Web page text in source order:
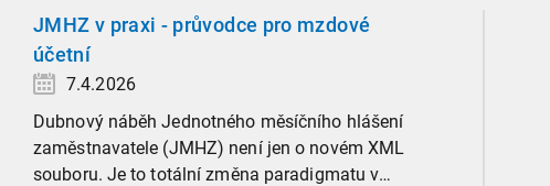
JMHZ v praxi - průvodce pro mzdové
účetní
7.4.2026
Dubnový náběh Jednotného měsíčního hlášení
zaměstnavatele (JMHZ) není jen o novém XML
souboru. Je to totální změna paradigmatu v